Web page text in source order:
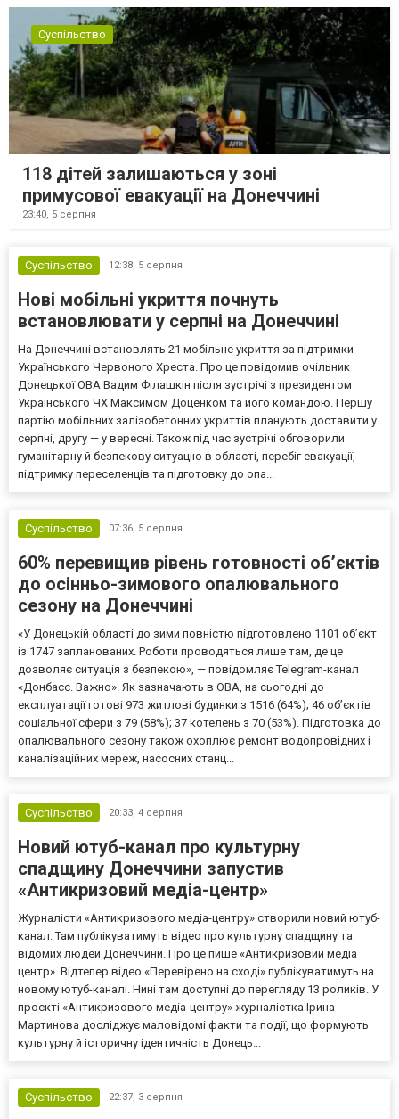
Суспільство
118 дітей залишаються у зоні
примусової евакуації на Донеччині
23:40, 5 серпня
Суспільство 12:38, 5 серпня
Нові мобільні укриття почнуть
встановлювати у серпні на Донеччині
На Донеччині встановлять 21 мобільне укриття за підтримки
Українського Червоного Хреста. Про це повідомив очільник
Донецької ОВА Вадим Філашкін після зустрічі з президентом
Українського ЧХ Максимом Доценком та його командою. Першу
партію мобільних залізобетонних укриттів планують доставити у
серпні, другу — у вересні. Також під час зустрічі обговорили
гуманітарну й безпекову ситуацію в області, перебіг евакуації,
підтримку переселенців та підготовку до опа...
Суспільство 07:36, 5 серпня
60% перевищив рівень готовності об’єктів
до осінньо-зимового опалювального
сезону на Донеччині
«У Донецькій області до зими повністю підготовлено 1101 об’єкт
із 1747 запланованих. Роботи проводяться лише там, де це
дозволяє ситуація з безпекою», — повідомляє Telegram-канал
«Донбасс. Важно». Як зазначають в ОВА, на сьогодні до
експлуатації готові 973 житлові будинки з 1516 (64%); 46 об’єктів
соціальної сфери з 79 (58%); 37 котелень з 70 (53%). Підготовка до
опалювального сезону також охоплює ремонт водопровідних і
каналізаційних мереж, насосних станц...
Суспільство 20:33, 4 серпня
Новий ютуб-канал про культурну
спадщину Донеччини запустив
«Антикризовий медіа-центр»
Журналісти «Антикризового медіа-центру» створили новий ютуб-
канал. Там публікуватимуть відео про культурну спадщину та
відомих людей Донеччини. Про це пише «Антикризовий медіа
центр». Відтепер відео «Перевірено на сході» публікуватимуть на
новому ютуб-каналі. Нині там доступні до перегляду 13 роликів. У
проєкті «Антикризового медіа-центру» журналістка Ірина
Мартинова досліджує маловідомі факти та події, що формують
культурну й історичну ідентичність Донець...
Суспільство 22:37, 3 серпня